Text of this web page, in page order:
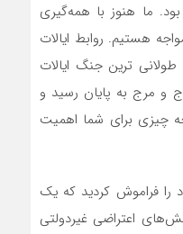
ما هنوز با همه‌گیری
مواجه هستیم. روابط ایالات
ترین جنگ ایالات
و مرج به پایان رسید و
چیزی برای شما اهمیت
را فراموش کردید که یک
اعتراضی غیردولتی